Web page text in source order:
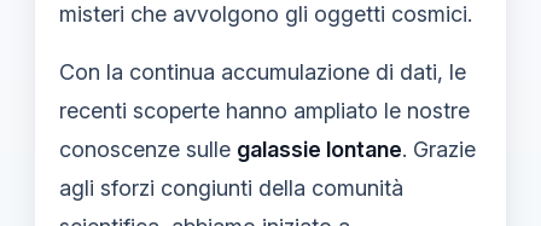
misteri che avvolgono gli oggetti cosmici.
Con la continua accumulazione di dati, le
recenti scoperte hanno ampliato le nostre
conoscenze sulle galassie lontane. Grazie
agli sforzi congiunti della comunità